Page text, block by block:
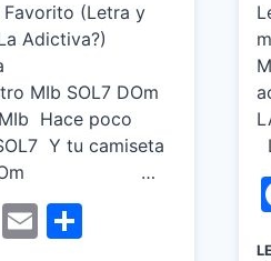
(Letra y
Adictiva?)
MIb SOL7 DOm
Hace poco
Y tu camiseta
DOm …
Mastodon
Email